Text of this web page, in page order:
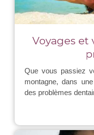
Voyages et
Que vous passiez
montagne, dans
des problèmes